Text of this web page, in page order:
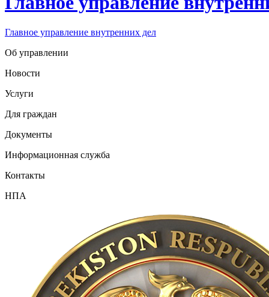
Главное управление внутренних дел
Об управлении
Новости
Услуги
Для граждан
Документы
Информационная служба
Контакты
НПА